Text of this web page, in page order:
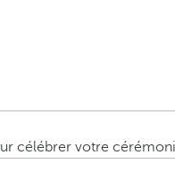
célébrer votre